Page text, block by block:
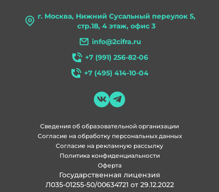
г. Москва, Нижний Сусальный переулок 5,
стр.18, 4 этаж, офис 3
info@2cifra.ru
+7 (991) 256-82-06
+7 (495) 414-10-04
Политика конфиденциальности
Согласие на рекламную рассылку
Согласие на обработку персональных данных
Сведения об образовательной организации
Оферта
Государственная лицензия
Л035-01255-50/00634721 от 29.12.2022